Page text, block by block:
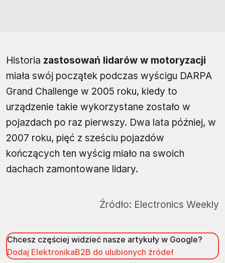
Historia zastosowań lidarów w motoryzacji
miała swój początek podczas wyścigu DARPA
Grand Challenge w 2005 roku, kiedy to
urządzenie takie wykorzystane zostało w
pojazdach po raz pierwszy. Dwa lata później, w
2007 roku, pięć z sześciu pojazdów
kończących ten wyścig miało na swoich
dachach zamontowane lidary.
Źródło: Electronics Weekly
Chcesz częściej widzieć nasze artykuły w Google?
Dodaj ElektronikaB2B do ulubionych źródeł